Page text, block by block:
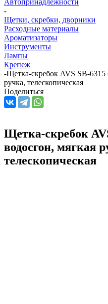
-
Щетки, скребки, дворники
Расходные материалы
Ароматизаторы
Инструменты
Лампы
Крепеж
-Щетка-скребок AVS SB-6315
ручка, телескопическая
Поделиться
Щетка-скребок
водосгон, мягкая
телескопическая